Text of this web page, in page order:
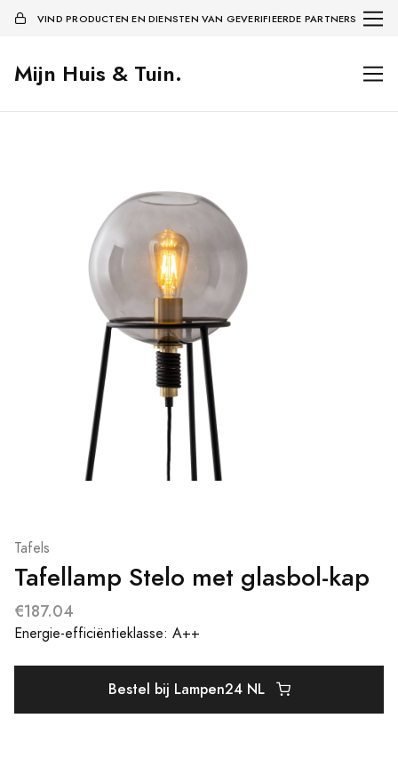
VIND PRODUCTEN EN DIENSTEN VAN GEVERIFIEERDE PARTNERS
Mijn Huis & Tuin.
Tafels
Tafellamp Stelo met glasbol-kap
€187.04
Energie-efficiëntieklasse: A++
Bestel bij Lampen24 NL